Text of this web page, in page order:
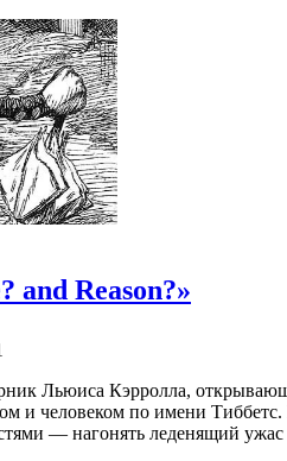
and Reason?»
Льюиса Кэрролла,
и человеком по имени
— нагонять леденящий